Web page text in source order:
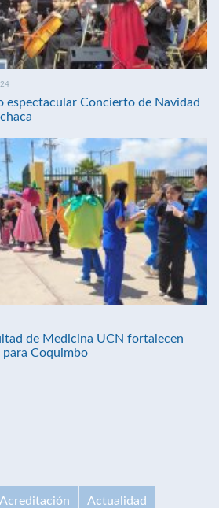
espectacular Concierto de Navidad
de Medicina UCN fortalecen
para Coquimbo
Acreditación Actualidad